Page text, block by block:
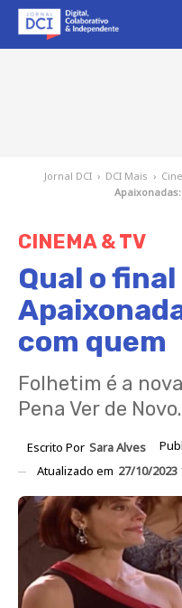
Jornal DCI › DCI Mais ›
CINEMA & TV
Qual o
com quem
Folhetim é a
Pena Ver de Novo.
Escrito Por Sara Alves
Atualizado em 27/10/2023